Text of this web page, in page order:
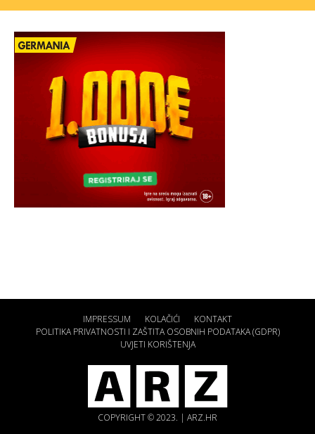
IMPRESSUM KOLAČIĆI
KONTAKT
POLITIKA PRIVATNOSTI I ZAŠTITA OSOBNIH PODATAKA (GDPR)
UVJETI KORIŠTENJA
COPYRIGHT © 2023. | ARZ.HR